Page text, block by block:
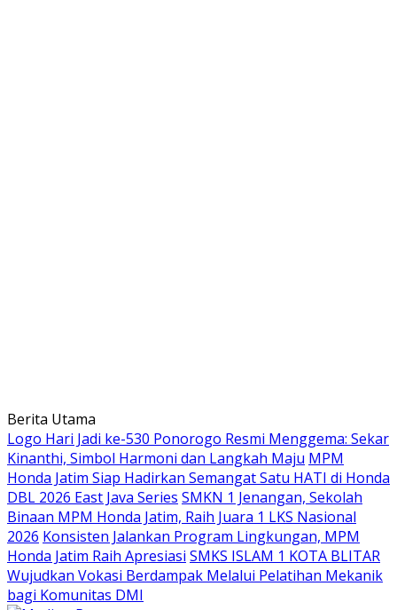
Langsung
ke
konten
Berita Utama
Logo Hari Jadi ke-530 Ponorogo Resmi Menggema: Sekar
Kinanthi, Simbol Harmoni dan Langkah Maju MPM
Honda Jatim Siap Hadirkan Semangat Satu HATI di Honda
DBL 2026 East Java Series SMKN 1 Jenangan, Sekolah
Binaan MPM Honda Jatim, Raih Juara 1 LKS Nasional
2026 Konsisten Jalankan Program Lingkungan, MPM
Honda Jatim Raih Apresiasi SMKS ISLAM 1 KOTA BLITAR
Wujudkan Vokasi Berdampak Melalui Pelatihan Mekanik
bagi Komunitas DMI